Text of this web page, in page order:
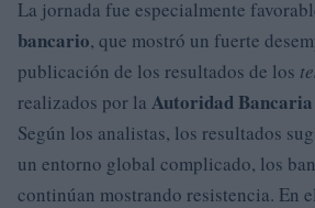
La jornada fue especialmente
bancario, que mostró un fuerte
publicación de los resultados de los
realizados por la Autoridad
Según los analistas, los resultados
un entorno global complicado, los
continúan mostrando resistencia. En